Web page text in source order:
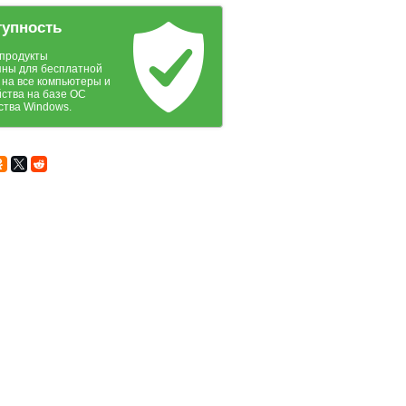
для бесплатной
на все компьютеры и
на базе ОС
Windows.